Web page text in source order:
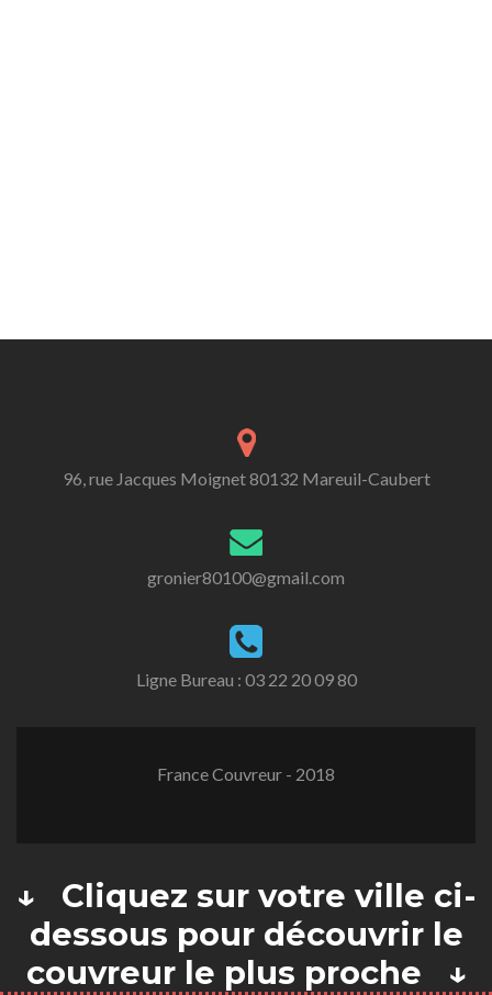
96, rue Jacques Moignet 80132 Mareuil-Caubert
gronier80100@gmail.com
Ligne Bureau : 03 22 20 09 80
France Couvreur - 2018
↓ Cliquez sur votre ville ci-
dessous pour découvrir le
couvreur le plus proche ↓